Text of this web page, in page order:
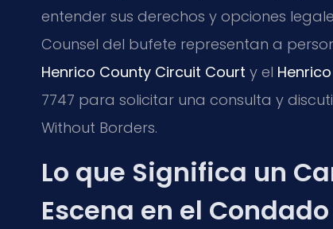
entender sus derechos y opciones
Counsel del bufete representan a
Henrico County Circuit Court y el
7747 para solicitar una consulta y
Without Borders.
Lo que Significa un
Escena en el